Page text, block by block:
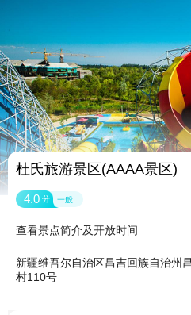
杜氏旅游景区(AAAA景区)
4.0 分 一般
查看景点简介及开放时间
新疆维吾尔自治区昌吉回族自治州
村110号